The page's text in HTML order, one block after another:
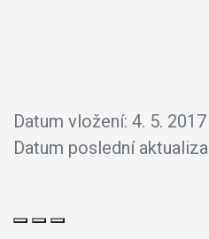
Datum vložení: 4. 5.
Datum poslední